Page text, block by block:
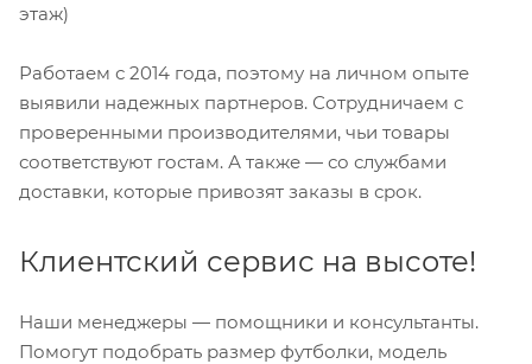
этаж)
Работаем с 2014 года, поэтому на личном опыте
выявили надежных партнеров. Сотрудничаем с
проверенными производителями, чьи товары
соответствуют гостам. А также — со службами
доставки, которые привозят заказы в срок.
Клиентский сервис на высоте!
Наши менеджеры — помощники и консультанты.
Помогут подобрать размер футболки, модель